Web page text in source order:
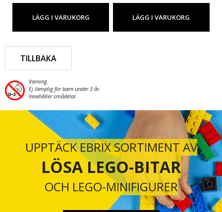
LÄGG I VARUKORG LÄGG I VARUKORG
TILLBAKA
Varning.
Ej lämplig för barn under 3 år.
Innehåller smådelar.
UPPTÄCK EBRIX SORTIMENT AV
LÖSA LEGO-BITAR
OCH LEGO-MINIFIGURER